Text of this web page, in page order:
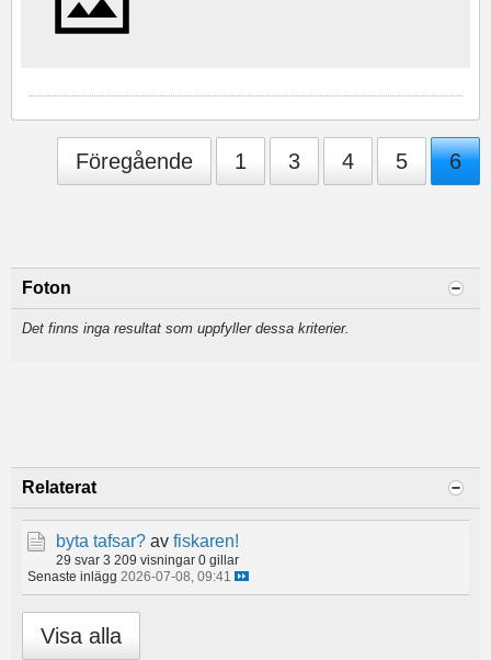
Föregående 1 3 4 5 6
Foton
Det finns inga resultat som uppfyller dessa kriterier.
Relaterat
byta tafsar? av fiskaren!
29 svar 3 209 visningar 0 gillar
Senaste inlägg 2026-07-08, 09:41
Visa alla